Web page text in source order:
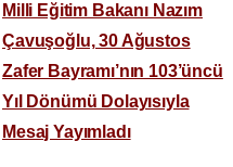
Milli Eğitim Bakanı Nazım
Çavuşoğlu, 30 Ağustos
Zafer Bayramı’nın 103’üncü
Yıl Dönümü Dolayısıyla
Mesaj Yayımladı